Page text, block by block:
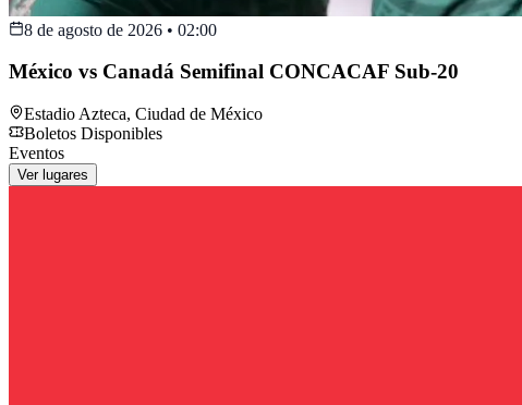
8 de agosto de 2026 • 02:00
México vs Canadá Semifinal CONCACAF Sub-20
Estadio Azteca, Ciudad de México
Boletos Disponibles
Eventos
Ver lugares